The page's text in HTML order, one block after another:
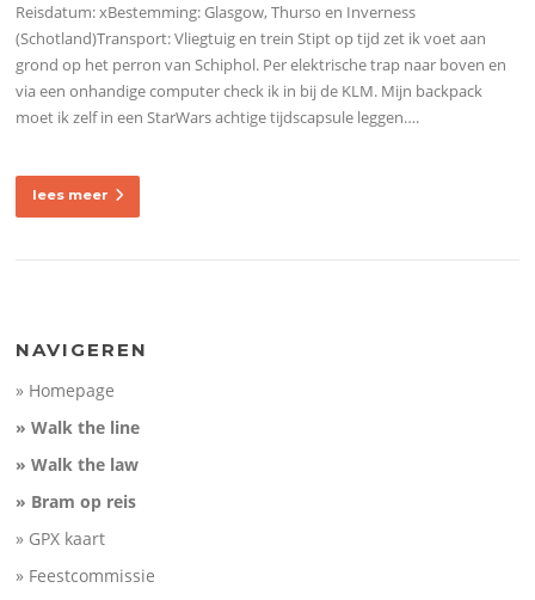
Reisdatum: xBestemming: Glasgow, Thurso en Inverness
(Schotland)Transport: Vliegtuig en trein Stipt op tijd zet ik voet aan
grond op het perron van Schiphol. Per elektrische trap naar boven en
via een onhandige computer check ik in bij de KLM. Mijn backpack
moet ik zelf in een StarWars achtige tijdscapsule leggen….
lees meer
NAVIGEREN
» Homepage
» Walk the line
» Walk the law
» Bram op reis
» GPX kaart
» Feestcommissie